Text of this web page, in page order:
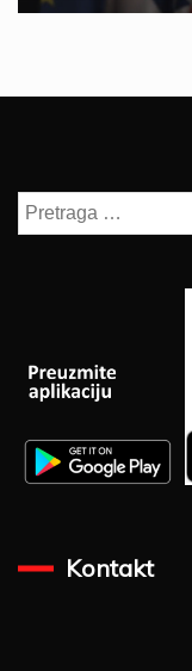
Pretraga
za:
Kontakt